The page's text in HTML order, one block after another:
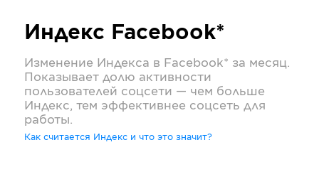
Индекс Facebook*
Изменение Индекса в Facebook* за месяц.
Показывает долю активности
пользователей соцсети — чем больше
Индекс, тем эффективнее соцсеть для
работы.
Как считается Индекс и что это значит?